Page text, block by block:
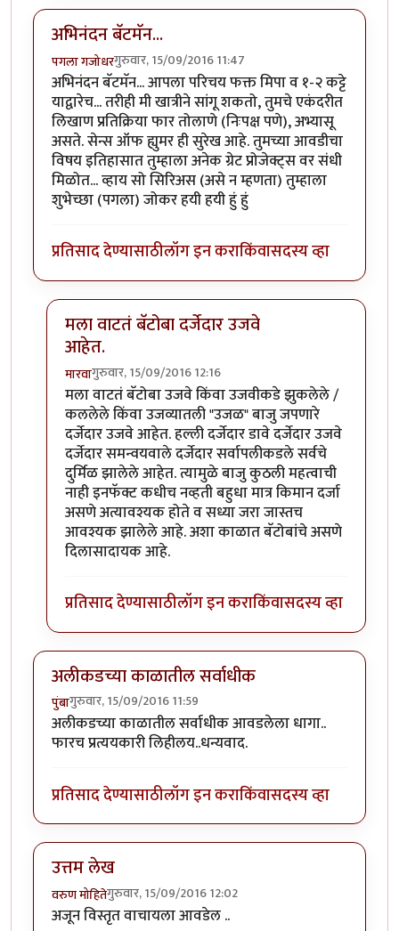
अभिनंदन बॅटमॅन...
पगला गजोधरगुरुवार, 15/09/2016 11:47
अभिनंदन बॅटमॅन... आपला परिचय फक्त मिपा व १-२ कट्टे
याद्वारेच... तरीही मी खात्रीने सांगू शकतो, तुमचे एकंदरीत
लिखाण प्रतिक्रिया फार तोलाणे (निःपक्ष पणे), अभ्यासू
असते. सेन्स ऑफ ह्युमर ही सुरेख आहे. तुमच्या आवडीचा
विषय इतिहासात तुम्हाला अनेक ग्रेट प्रोजेक्ट्स वर संधी
मिळोत... व्हाय सो सिरिअस (असे न म्हणता) तुम्हाला
शुभेच्छा (पगला) जोकर हयी हयी हुं हुं
प्रतिसाद देण्यासाठीलॉग इन कराकिंवासदस्य व्हा
मला वाटतं बॅटोबा दर्जेदार उजवे
आहेत.
मारवागुरुवार, 15/09/2016 12:16
In reply toअभिनंदन बॅटमॅन...byपगला गजोधर
मला वाटतं बॅटोबा उजवे किंवा उजवीकडे झुकलेले /
कललेले किंवा उजव्यातली "उजळ" बाजु जपणारे
दर्जेदार उजवे आहेत. हल्ली दर्जेदार डावे दर्जेदार उजवे
दर्जेदार समन्वयवाले दर्जेदार सर्वापलीकडले सर्वचे
दुर्मिळ झालेले आहेत. त्यामुळे बाजु कुठली महत्वाची
नाही इनफॅक्ट कधीच नव्हती बहुधा मात्र किमान दर्जा
असणे अत्यावश्यक होते व सध्या जरा जास्तच
आवश्यक झालेले आहे. अशा काळात बॅटोबांचे असणे
दिलासादायक आहे.
प्रतिसाद देण्यासाठीलॉग इन कराकिंवासदस्य व्हा
अलीकडच्या काळातील सर्वाधीक
पुंबागुरुवार, 15/09/2016 11:59
अलीकडच्या काळातील सर्वाधीक आवडलेला धागा..
फारच प्रत्ययकारी लिहीलय..धन्यवाद.
प्रतिसाद देण्यासाठीलॉग इन कराकिंवासदस्य व्हा
उत्तम लेख
वरुण मोहितेगुरुवार, 15/09/2016 12:02
अजून विस्तृत वाचायला आवडेल ..